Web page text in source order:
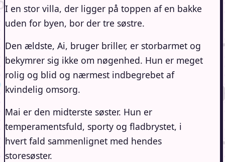
I en stor villa, der ligger på toppen af en bakke
uden for byen, bor der tre søstre.
Den ældste, Ai, bruger briller, er storbarmet og
bekymrer sig ikke om nøgenhed. Hun er meget
rolig og blid og nærmest indbegrebet af
kvindelig omsorg.
Mai er den midterste søster. Hun er
temperamentsfuld, sporty og fladbrystet, i
hvert fald sammenlignet med hendes
storesøster.